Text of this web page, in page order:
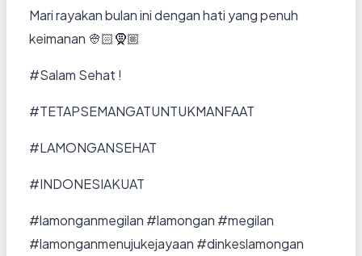
Mari rayakan bulan ini dengan hati yang penuh
keimanan 👳🏻🧕🏼
#Salam Sehat !
#TETAPSEMANGATUNTUKMANFAAT
#LAMONGANSEHAT
#INDONESIAKUAT
#lamonganmegilan #lamongan #megilan
#lamonganmenujukejayaan #dinkeslamongan